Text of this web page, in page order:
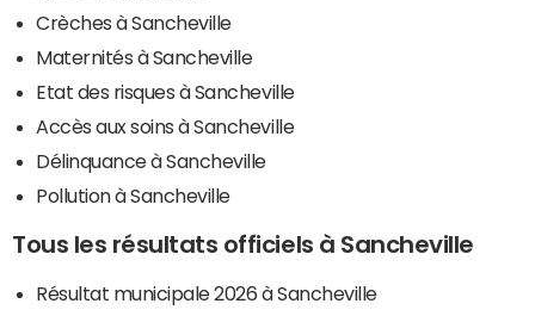
Crèches à Sancheville
Maternités à Sancheville
Etat des risques à Sancheville
Accès aux soins à Sancheville
Délinquance à Sancheville
Pollution à Sancheville
Tous les résultats officiels à Sancheville
Résultat municipale 2026 à Sancheville